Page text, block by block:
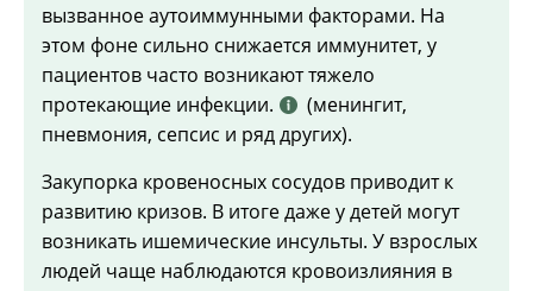
вызванное аутоиммунными факторами. На
этом фоне сильно снижается иммунитет, у
пациентов часто возникают тяжело
протекающие инфекции.
(менингит,
пневмония, сепсис и ряд других).
Закупорка кровеносных сосудов приводит к
развитию кризов. В итоге даже у детей могут
возникать ишемические инсульты. У взрослых
людей чаще наблюдаются кровоизлияния в